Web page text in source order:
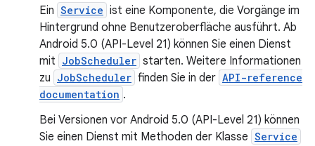
Ein Service ist eine Komponente, die Vorgänge im
Hintergrund ohne Benutzeroberfläche ausführt. Ab
Android 5.0 (API-Level 21) können Sie einen Dienst
mit JobScheduler starten. Weitere Informationen
zu JobScheduler finden Sie in der API-reference
documentation .
Bei Versionen vor Android 5.0 (API-Level 21) können
Sie einen Dienst mit Methoden der Klasse Service